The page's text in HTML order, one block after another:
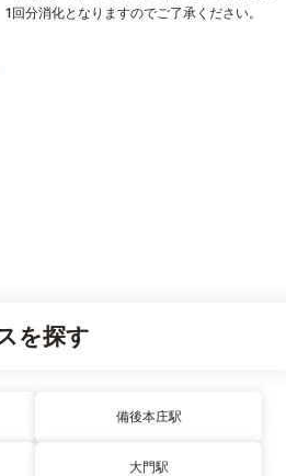
1回分消化となりますのでご了承ください。
を探す
備後本庄駅
大門駅